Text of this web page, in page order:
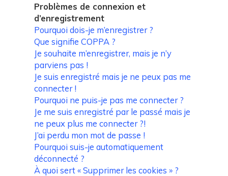
Problèmes de connexion et
d’enregistrement
Pourquoi dois-je m’enregistrer ?
Que signifie COPPA ?
Je souhaite m’enregistrer, mais je n’y
parviens pas !
Je suis enregistré mais je ne peux pas me
connecter !
Pourquoi ne puis-je pas me connecter ?
Je me suis enregistré par le passé mais je
ne peux plus me connecter ?!
J’ai perdu mon mot de passe !
Pourquoi suis-je automatiquement
déconnecté ?
À quoi sert « Supprimer les cookies » ?